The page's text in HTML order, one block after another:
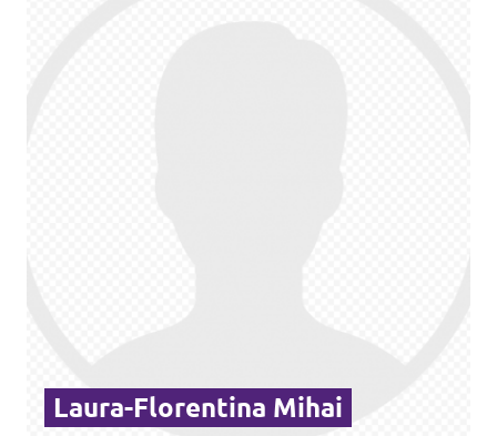
Laura-Florentina Mihai